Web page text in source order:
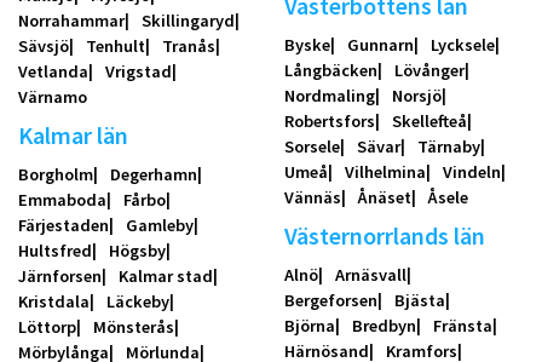
Norrahammar
Skillingaryd
Sävsjö
Tenhult
Tranås
Vetlanda
Vrigstad
Värnamo
Kalmar län
Borgholm
Degerhamn
Emmaboda
Fårbo
Färjestaden
Gamleby
Hultsfred
Högsby
Järnforsen
Kalmar stad
Kristdala
Läckeby
Löttorp
Mönsterås
Mörbylånga
Mörlunda
Västerbottens län
Byske Gunnarn
Lycksele
Långbäcken
Lövånger
Nordmaling
Norsjö
Robertsfors
Skellefteå
Sorsele
Sävar
Tärnaby
Umeå
Vilhelmina
Vindeln
Vännäs
Ånäset Åsele
Västernorrlands län
Alnö
Arnäsvall
Bergeforsen
Bjästa
Björna
Bredbyn
Fränsta
Härnösand
Kramfors